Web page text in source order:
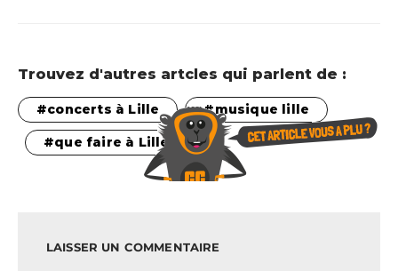
Trouvez d'autres artcles qui parlent de :
concerts à Lille musique lille
que faire à Lille
LAISSER UN COMMENTAIRE